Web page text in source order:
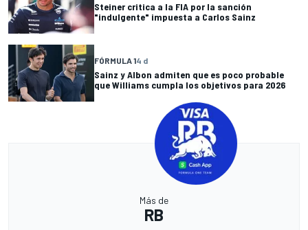
Steiner critica a la FIA por la sanción
"indulgente" impuesta a Carlos Sainz
FÓRMULA 14 d
Sainz y Albon admiten que es poco probable
que Williams cumpla los objetivos para 2026
Más de
RB